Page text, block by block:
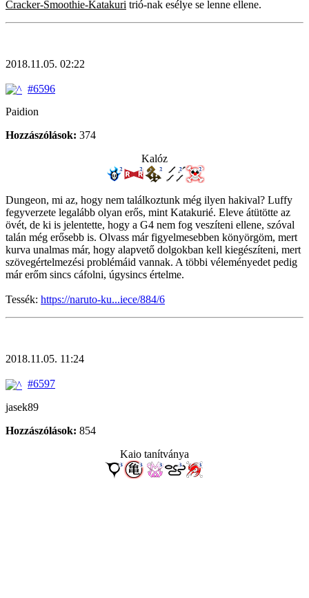
Cracker-Smoothie-Katakuri trió-nak esélye se lenne ellene.
2018.11.05. 02:22
#6596
Paidion
Hozzászólások: 374
Kalóz
Dungeon, mi az, hogy nem találkoztunk még ilyen hakival? Luffy
fegyverzete legalább olyan erős, mint Katakurié. Eleve átütötte az
övét, de ki is jelentette, hogy a G4 nem fog veszíteni ellene, szóval
talán még erősebb is. Olvass már figyelmesebben könyörgöm, mert
kurva unalmas már, hogy alapvető dolgokban kell kiegészíteni, mert
szövegértelmezési problémáid vannak. A többi véleményedet pedig
már erőm sincs cáfolni, úgysincs értelme.
Tessék: https://naruto-ku...iece/884/6
2018.11.05. 11:24
#6597
jasek89
Hozzászólások: 854
Kaio tanítványa